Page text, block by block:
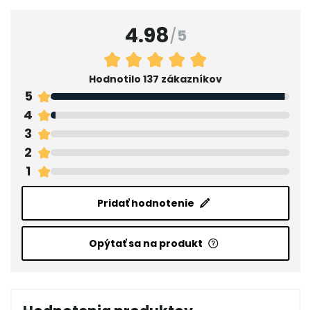
4.98/5
Hodnotilo 137 zákazníkov
5
4
3
2
1
Pridať hodnotenie
Opýtať sa na produkt